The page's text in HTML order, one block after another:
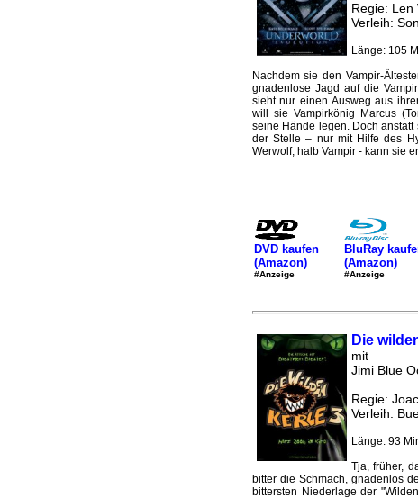
Regie: Len
Verleih:
Länge: 105
Nachdem sie den Vampir-
gnadenlose Jagd auf die
sieht nur einen Ausweg aus
will sie Vampirkönig Marcus
seine Hände legen. Doch
der Stelle – nur mit Hilfe des
Werwolf, halb Vampir - kann sie
DVD kaufen
(Amazon)
#Anzeige
BluRay
(Amazon)
#Anzeige
Die
mit
Jimi Blue
Regie:
Verleih:
Länge: 93
Tja, früher,
bitter die Schmach, gnadenlos
bittersten Niederlage der